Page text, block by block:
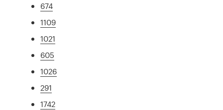
674
1109
1021
605
1026
291
1742